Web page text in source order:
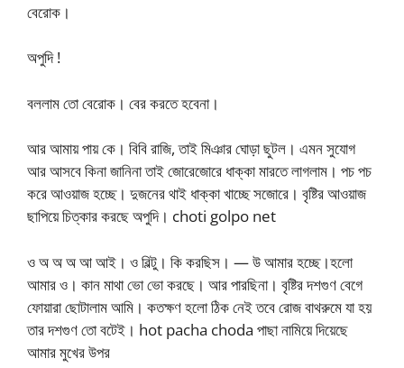
বেরোক।
অপুদি !
বললাম তো বেরোক। বের করতে হবেনা।
আর আমায় পায় কে। বিবি রাজি, তাই মিঞার ঘোড়া ছুটল। এমন সুযোগ
আর আসবে কিনা জানিনা তাই জোরেজোরে ধাক্কা মারতে লাগলাম। পচ পচ
করে আওয়াজ হচ্ছে। দুজনের থাই ধাক্কা খাচ্ছে সজোরে। বৃষ্টির আওয়াজ
ছাপিয়ে চিত্কার করছে অপুদি। choti golpo net
ও অ অ অ আ আই। ও বিল্টু। কি করছিস। — উ আমার হচ্ছে।হলো
আমার ও। কান মাথা ভো ভো করছে। আর পারছিনা। বৃষ্টির দশগুণ বেগে
ফোয়ারা ছোটালাম আমি। কতক্ষণ হলো ঠিক নেই তবে রোজ বাথরুমে যা হয়
তার দশগুণ তো বটেই। hot pacha choda পাছা নামিয়ে দিয়েছে
আমার মুখের উপর